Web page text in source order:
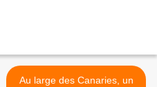
Au large des Canaries, un